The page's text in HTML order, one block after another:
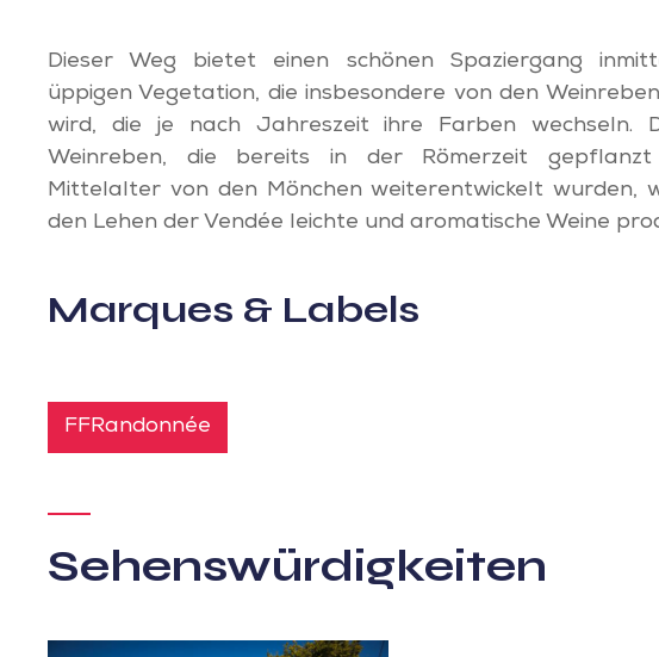
Dieser Weg bietet einen schönen Spaziergang
üppigen Vegetation, die insbesondere von den
wird, die je nach Jahreszeit ihre Farben wechseln.
Weinreben, die bereits in der Römerzeit
Mittelalter von den Mönchen weiterentwickelt wurden,
den Lehen der Vendée leichte und aromatische Weine
Marques & Labels
FFRandonnée
Sehenswürdigkeiten